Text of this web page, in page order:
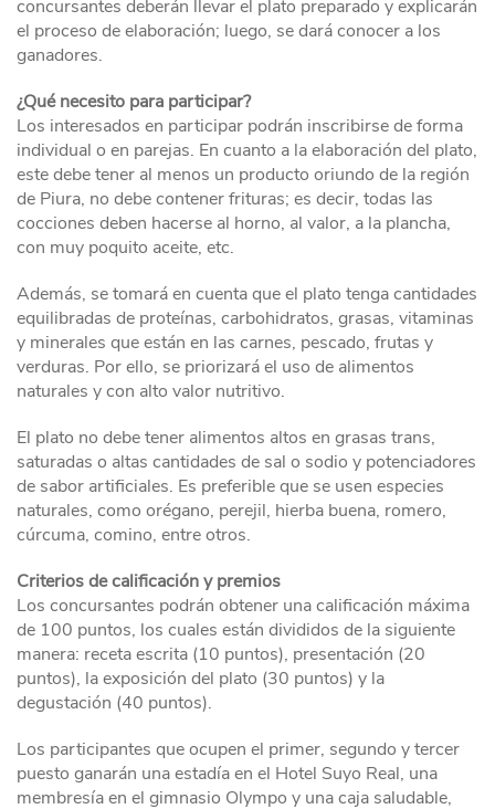
concursantes deberán llevar el plato preparado y explicarán
el proceso de elaboración; luego, se dará conocer a los
ganadores.
¿Qué necesito para participar?
Los interesados en participar podrán inscribirse de forma
individual o en parejas. En cuanto a la elaboración del plato,
este debe tener al menos un producto oriundo de la región
de Piura, no debe contener frituras; es decir, todas las
cocciones deben hacerse al horno, al valor, a la plancha,
con muy poquito aceite, etc.
Además, se tomará en cuenta que el plato tenga cantidades
equilibradas de proteínas, carbohidratos, grasas, vitaminas
y minerales que están en las carnes, pescado, frutas y
verduras. Por ello, se priorizará el uso de alimentos
naturales y con alto valor nutritivo.
El plato no debe tener alimentos altos en grasas trans,
saturadas o altas cantidades de sal o sodio y potenciadores
de sabor artificiales. Es preferible que se usen especies
naturales, como orégano, perejil, hierba buena, romero,
cúrcuma, comino, entre otros.
Criterios de calificación y premios
Los concursantes podrán obtener una calificación máxima
de 100 puntos, los cuales están divididos de la siguiente
manera: receta escrita (10 puntos), presentación (20
puntos), la exposición del plato (30 puntos) y la
degustación (40 puntos).
Los participantes que ocupen el primer, segundo y tercer
puesto ganarán una estadía en el Hotel Suyo Real, una
membresía en el gimnasio Olympo y una caja saludable,